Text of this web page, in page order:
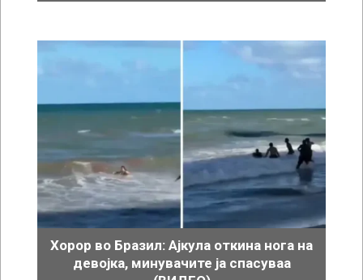
Хорор во Бразил: Ајкула откина нога на
девојка, минувачите ја спасуваа